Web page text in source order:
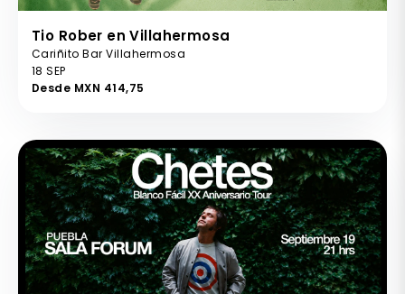
Tio Rober en Villahermosa
Cariñito Bar Villahermosa
18 SEP
Desde MXN 414,75